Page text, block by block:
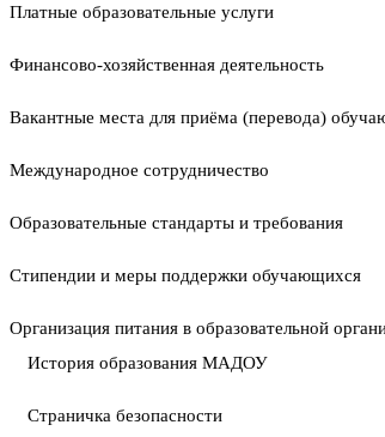
Платные образовательные услуги
Финансово-хозяйственная деятельность
Вакантные места для приёма (перевода)
Международное сотрудничество
Образовательные стандарты и требования
Стипендии и меры поддержки обучающихся
Организация питания в образовательной
История образования МАДОУ
Страничка безопасности